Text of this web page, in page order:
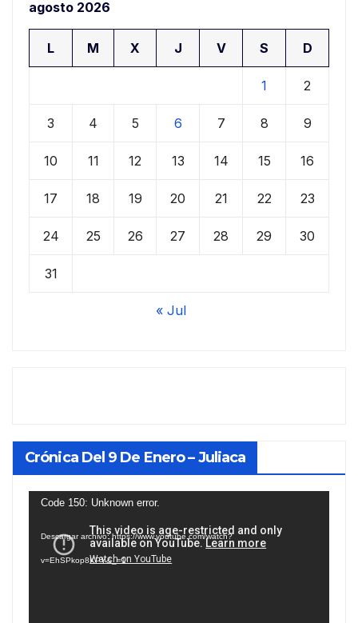
agosto 2026
L M X J V S D
1 2
3 4 5 6 7 8 9
10 11 12 13 14 15 16
17 18 19 20 21 22 23
24 25 26 27 28 29 30
31
« Jul
Crónica Del 9 De Enero – Juliaca
Reproductor
vídeo
Code 150: Unknown error.
Descargar archivo: https://www.youtube.com/watch?
v=EhSPkop8KPY&_=1